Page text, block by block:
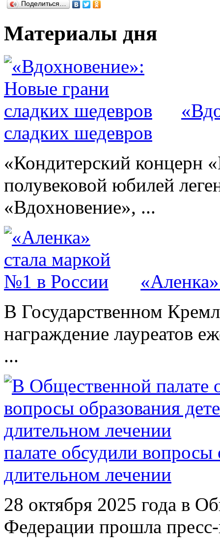
Поделиться…
Материалы дня
сладких шедевров
«Кондитерский концерн
полувековой юбилей
«Вдохновение», ...
В Государственном
награждение лауреатов
...
палате обсудили вопросы
длительном лечении
28 октября 2025 года в
Федерации прошла